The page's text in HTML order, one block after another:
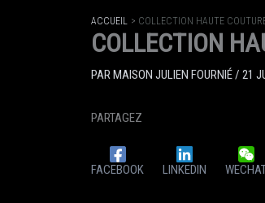
ACCUEIL COLLECTION HAUTE
COLLECTION
PARMAISON JULIEN FOURNIÉ/ 21
PARTAGEZ
FACEBOOK LINKEDIN